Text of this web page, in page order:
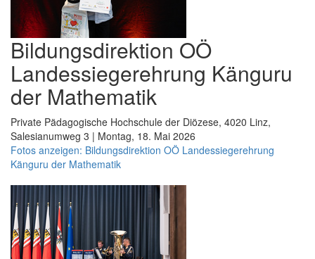
Bildungsdirektion OÖ
Landessiegerehrung Känguru
der Mathematik
Private Pädagogische Hochschule der Diözese, 4020 Linz,
Salesianumweg 3 | Montag, 18. Mai 2026
Fotos anzeigen: Bildungsdirektion OÖ Landessiegerehrung
Känguru der Mathematik